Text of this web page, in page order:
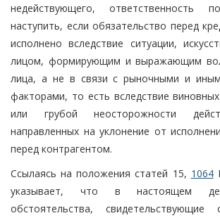
недействующего, ответственность
наступить, если обязательство перед
исполнено вследствие ситуации,
лицом, формирующим и выражающим
лица, а не в связи с рыночными и
факторами, то есть вследствие
или грубой неосторожности
направленных на уклонение от
перед контрагентом.
Ссылаясь на положения статей 15, 1064
указывает, что в настоящем
обстоятельства,